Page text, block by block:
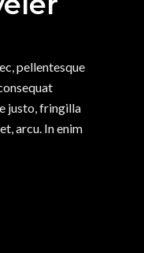
pellentesque
justo, fringilla
arcu. In enim